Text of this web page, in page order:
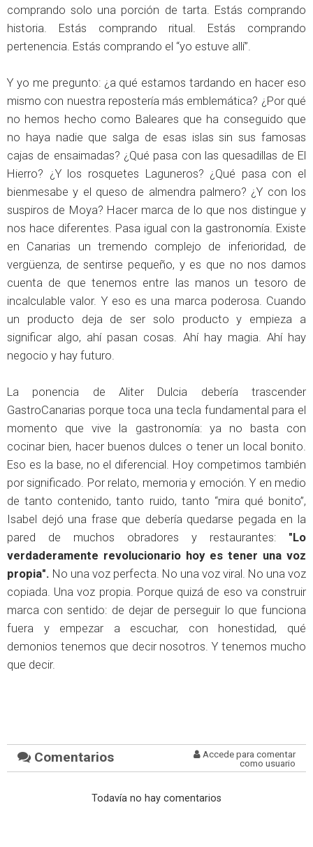
comprando solo una porción de tarta. Estás comprando
historia. Estás comprando ritual. Estás comprando
pertenencia. Estás comprando el “yo estuve allí”.
Y yo me pregunto: ¿a qué estamos tardando en hacer eso
mismo con nuestra repostería más emblemática? ¿Por qué
no hemos hecho como Baleares que ha conseguido que
no haya nadie que salga de esas islas sin sus famosas
cajas de ensaimadas? ¿Qué pasa con las quesadillas de El
Hierro? ¿Y los rosquetes Laguneros? ¿Qué pasa con el
bienmesabe y el queso de almendra palmero? ¿Y con los
suspiros de Moya? Hacer marca de lo que nos distingue y
nos hace diferentes. Pasa igual con la gastronomía. Existe
en Canarias un tremendo complejo de inferioridad, de
vergüenza, de sentirse pequeño, y es que no nos damos
cuenta de que tenemos entre las manos un tesoro de
incalculable valor. Y eso es una marca poderosa. Cuando
un producto deja de ser solo producto y empieza a
significar algo, ahí pasan cosas. Ahí hay magia. Ahí hay
negocio y hay futuro.
La ponencia de Aliter Dulcia debería trascender
GastroCanarias porque toca una tecla fundamental para el
momento que vive la gastronomía: ya no basta con
cocinar bien, hacer buenos dulces o tener un local bonito.
Eso es la base, no el diferencial. Hoy competimos también
por significado. Por relato, memoria y emoción. Y en medio
de tanto contenido, tanto ruido, tanto “mira qué bonito”,
Isabel dejó una frase que debería quedarse pegada en la
pared de muchos obradores y restaurantes: "Lo
verdaderamente revolucionario hoy es tener una voz
propia". No una voz perfecta. No una voz viral. No una voz
copiada. Una voz propia. Porque quizá de eso va construir
marca con sentido: de dejar de perseguir lo que funciona
fuera y empezar a escuchar, con honestidad, qué
demonios tenemos que decir nosotros. Y tenemos mucho
que decir.
Comentarios
Accede para comentar
como usuario
Todavía no hay comentarios